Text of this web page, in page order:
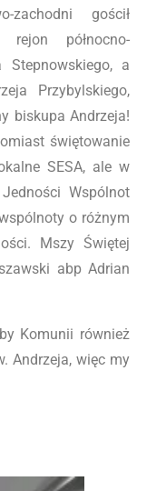
zachodni gościł
rejon północno-
a
Przybylskiego,
biskupa Andrzeja!
świętowanie
SESA, ale w
Wspólnot
o różnym
Mszy Świętej
abp Adrian
Komunii również
Andrzeja, więc my